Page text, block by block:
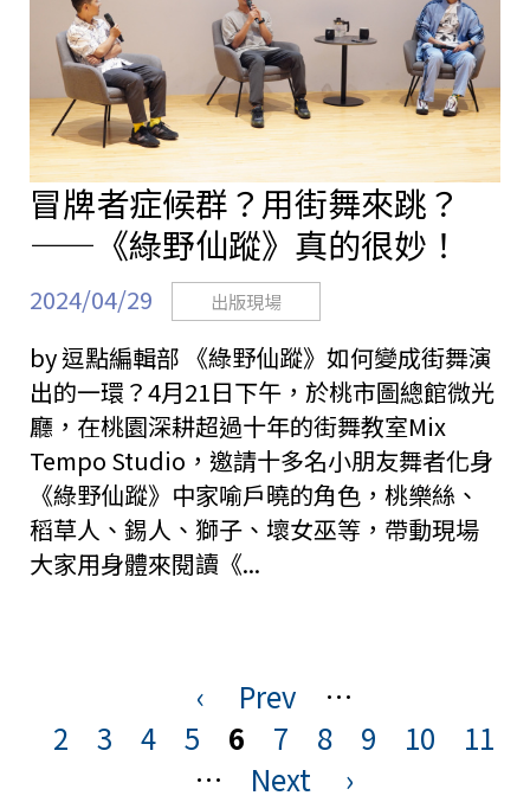
冒牌者症候群？用街舞來跳？
——《綠野仙蹤》真的很妙！
2024/04/29 出版現場
by 逗點編輯部 《綠野仙蹤》如何變成街舞演
出的一環？4月21日下午，於桃市圖總館微光
廳，在桃園深耕超過十年的街舞教室Mix
Tempo Studio，邀請十多名小朋友舞者化身
《綠野仙蹤》中家喻戶曉的角色，桃樂絲、
稻草人、錫人、獅子、壞女巫等，帶動現場
大家用身體來閱讀《...
‹ Prev
…
2
3 4 5 6 7 8 9 10
11
…
Next ›